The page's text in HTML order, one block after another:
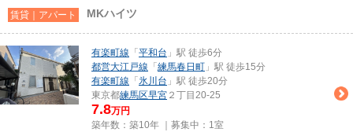
賃貸｜アパート MKハイツ
有楽町線 「 平和台 」駅 徒歩6分
都営大江戸線 「 練馬春日町 」駅 徒歩15分
有楽町線 「 氷川台 」駅 徒歩20分
東京都練馬区早宮 ２丁目20-25
7.8万円
築年数：築10年 ｜募集中： 1室